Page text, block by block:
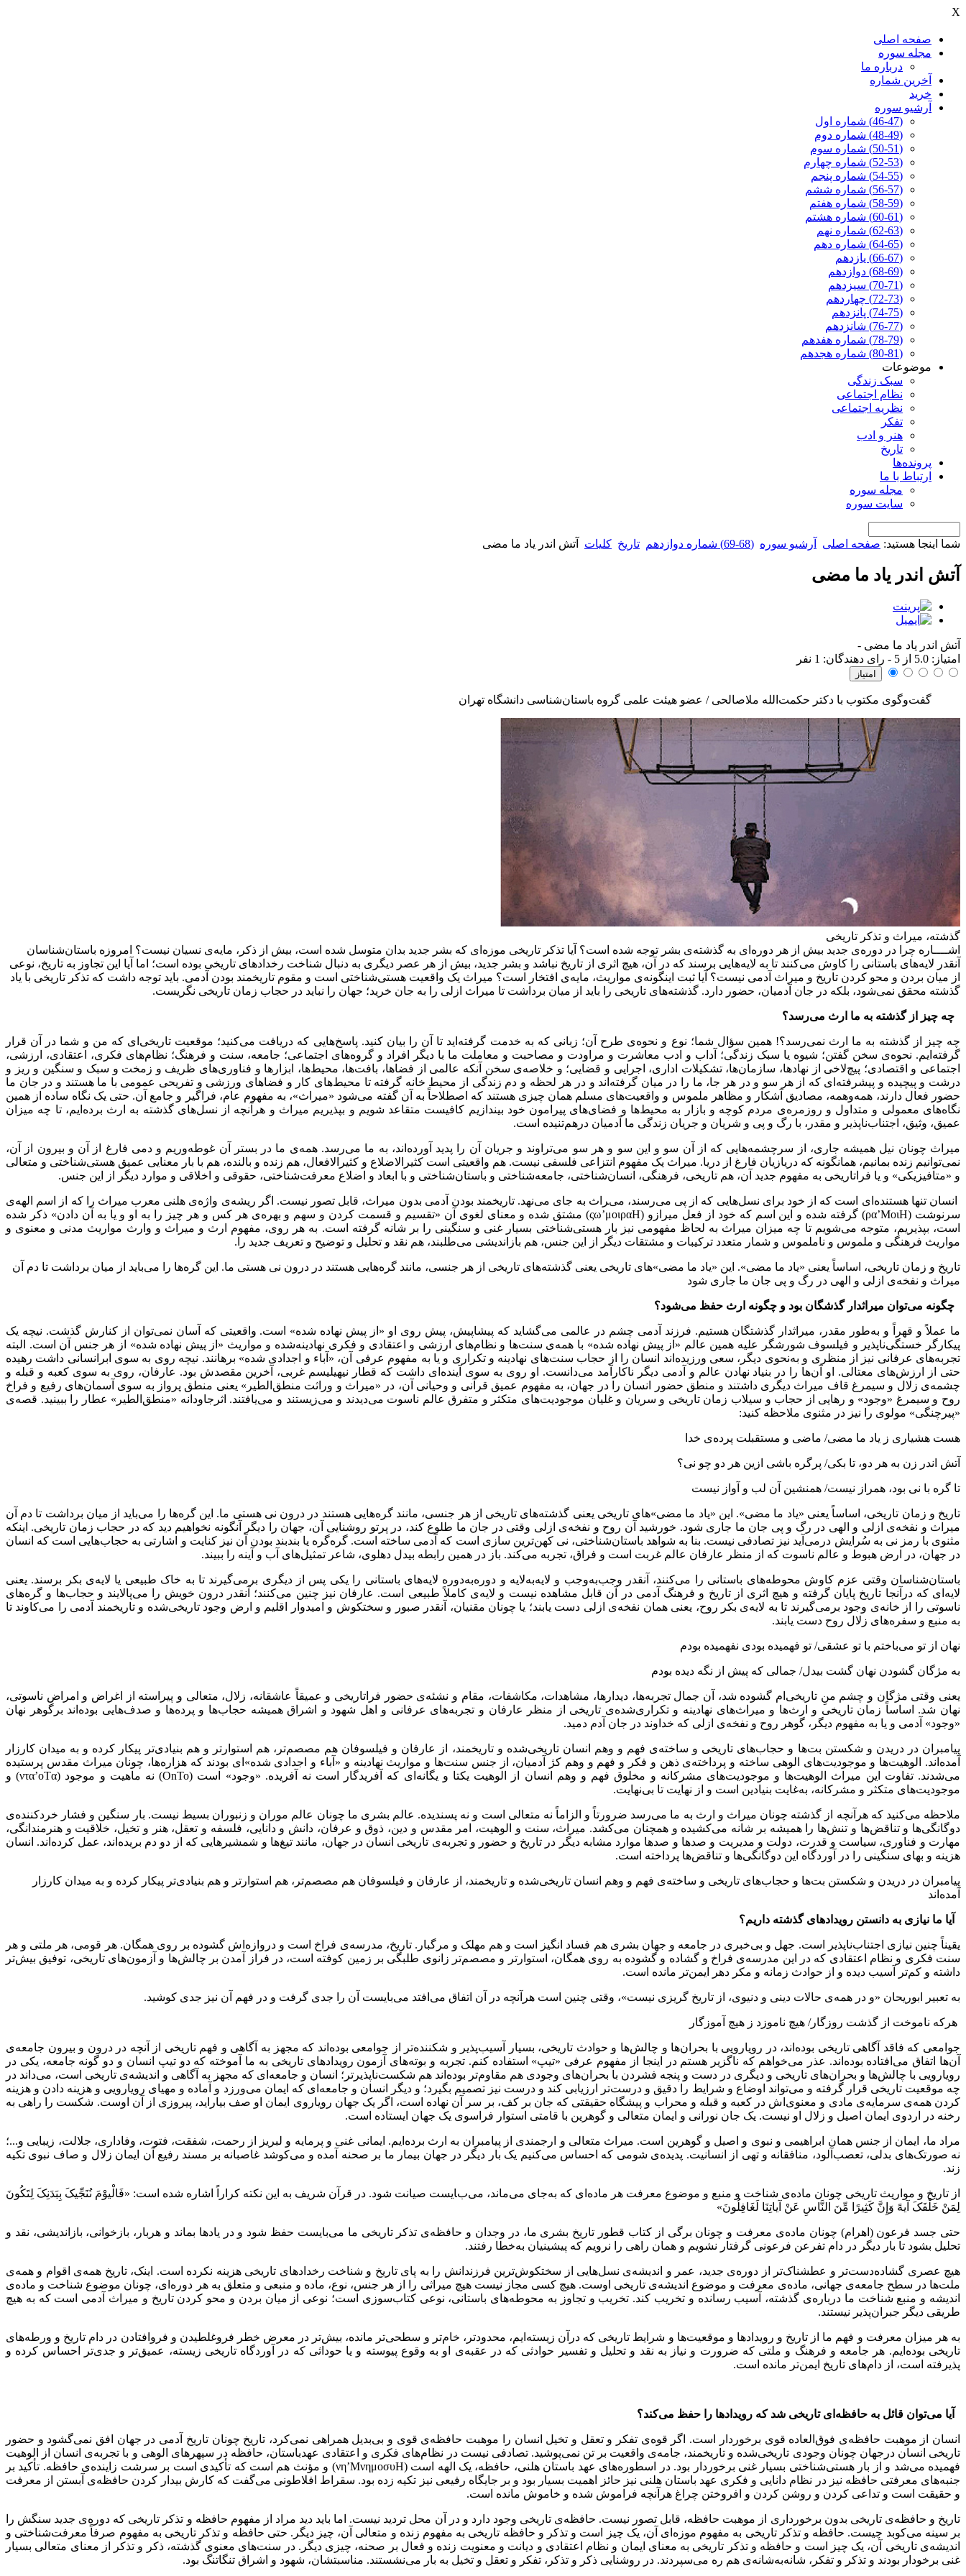
X
صفحه اصلی
مجله سوره
درباره ما
آخرين شماره
خرید
آرشیو سوره
(46-47) شماره اول
(48-49) شماره دوم
(50-51) شماره سوم
(52-53) شماره چهارم
(54-55) شماره پنجم
(56-57) شماره ششم
(58-59) شماره هفتم
(60-61) شماره هشتم
(62-63) شماره نهم
(64-65) شماره دهم
(66-67) یازدهم
(68-69) دوازدهم
(70-71) سیزدهم
(72-73) چهاردهم
(74-75) پانزدهم
(76-77) شانزدهم
(78-79) شماره هفدهم
(80-81) شماره هجدهم
موضوعات
سبک زندگی
نظام اجتماعی
نظریه اجتماعی
تفکر
هنر و ادب
تاریخ
پرونده‌ها
ارتباط با ما
مجله سوره
سایت سوره
شما اینجا هستید: صفحه اصلی آرشیو سوره (68-69) شماره دوازدهم تاریخ کلیات آتش اندر یاد ما مضی
آتش اندر یاد ما مضی
آتش اندر یاد ما مضی -
امتياز: 5.0 از 5 - رای دهندگان: 1 نفر
گفت‌وگوی مکتوب با دکتر حکمت‌الله ملاصالحی / عضو هیئت علمی گروه باستان‌شناسی دانشگاه تهران
گذشته، میراث و تذکر تاریخی
اشــــاره چرا در دوره‌ی جدید بیش از هر دوره‌ای به گذشته‌ی بشر توجه شده است؟ آیا تذکر تاریخی موزه‌ای که بشر جدید بدان متوسل شده است، بیش از ذکر، مایه‌ی نسیان نیست؟ امروزه باستان‌شناسان
آنقدر لایه‌های باستانی را کاوش می‌کنند تا به لایه‌هایی برسند که در آن، هیچ اثری از تاریخ نباشد و بشر جدید، بیش از هر عصر دیگری به دنبال شناخت رخدادهای تاریخی بوده است؛ اما آیا این تجاوز به تاریخ، نوعی
از میان بردن و محو کردن تاریخ و میراث آدمی نیست؟ آیا ثبت اینگونه‌ی مواریث، مایه‌ی افتخار است؟ میراث یک واقعیت هستی‌شناختی است و مقوم تاریخمند بودن آدمی. باید توجه داشت که تذکر تاریخی با یاد
گذشته محقق نمی‌شود، بلکه در جان آدمیان، حضور دارد. گذشته‌های تاریخی را باید از میان برداشت تا میراث ازلی را به جان خرید؛ جهان را نباید در حجاب زمان تاریخی نگریست.
چه چیز از گذشته به ما ارث می‌رسد؟
چه چیز از گذشته به ما ارث نمی‌رسد؟! همین سؤال شما؛ نوع و نحوه‌ی طرح آن؛ زبانی که به خدمت گرفته‌اید تا آن را بیان کنید. پاسخ‌هایی که دریافت می‌کنید؛ موقعیت تاریخی‌ای که من و شما در آن قرار
گرفته‌ایم. نحوه‌ی سخن گفتن؛ شیوه یا سبک زندگی؛ آداب و ادب معاشرت و مراودت و مصاحبت و معاملت ما با دیگر افراد و گروه‌های اجتماعی؛ جامعه، سنت و فرهنگ؛ نظام‌های فکری، اعتقادی، ارزشی،
اجتماعی و اقتصادی؛ پیچ‌لاخی از نهادها، سازمان‌ها، تشکیلات اداری، اجرایی و قضایی؛ و خلاصه‌ی سخن آنکه عالمی از فضاها، بافت‌ها، محیط‌ها، ابزارها و فناوری‌های ظریف و زمخت و سبک و سنگین و ریز و
درشت و پیچیده و پیشرفته‌ای که از هر سو و در هر جا، ما را در میان گرفته‌اند و در هر لحظه و دم زندگی از محیط خانه گرفته تا محیط‌های کار و فضاهای ورزشی و تفریحی عمومی با ما هستند و در جان ما
حضور فعال دارند، همه‌وهمه، مصادیق آشکار و مظاهر ملموس و واقعیت‌های مسلم همان چیزی هستند که اصطلاحاً به آن گفته می‌شود «میراث»، به مفهوم عام، فراگیر و جامع آن. حتی یک نگاه ساده از همین
نگاه‌های معمولی و متداول و روزمره‌ی مردم کوچه و بازار به محیط‌ها و فضای‌های پیرامون خود بیندازیم کافیست متقاعد شویم و بپذیریم میراث و هرآنچه از نسل‌های گذشته به ارث برده‌ایم، تا چه میزان
عمیق، وثیق، اجتناب‌ناپذیر و مقدر، با رگ و پی و شریان و جریان زندگی ما آدمیان درهم‌تنیده است.
میراث چونان نیل همیشه جاری، از سرچشمه‌هایی که از آن سو و این سو و هر سو می‌تراوند و جریان آن را پدید آورده‌اند، به ما می‌رسد. همه‌ی ما در بستر آن غوطه‌وریم و دمی فارغ از آن و بیرون از آن،
نمی‌توانیم زنده بمانیم، همانگونه که دریازیان فارغ از دریا. میراث یک مفهوم انتزاعی فلسفی نیست. هم واقعیتی است کثیرالاضلاع و کثیرالافعال، هم زنده و بالنده، هم با بار معنایی عمیق هستی‌شناختی و متعالی
و «متافیزیکی» و یا فراتاریخی به مفهوم جدید آن، هم تاریخی، فرهنگی، انسان‌شناختی، جامعه‌شناختی و باستان‌شناختی و با ابعاد و اضلاع معرفت‌شناختی، حقوقی و اخلاقی و موارد دیگر از این جنس.
انسان تنها هستنده‌ای است که از خود برای نسل‌هایی که از پی می‌رسند، میراث به جای می‌نهد. تاریخمند بودن آدمی بدون میراث، قابل تصور نیست. اگر ریشه‌ی واژه‌ی هلنی معرب میراث را که از اسم الهه‌ی
سرنوشت (Η
Μοι
’
ρα) گرفته شده و این اسم که خود از فعل میرازو (H
μοιρα
’
ςω) مشتق شده و معنای لغوی آن «تقسیم و قسمت کردن و سهم و بهره‌ی هر کس و هر چیز را به او و یا به آن دادن» ذکر شده
است، بپذیریم، متوجه می‌شویم تا چه میزان میراث به لحاظ مفهومی نیز بار هستی‌شناختی بسیار غنی و سنگینی را بر شانه گرفته است. به هر روی، مفهوم ارث و میراث و وارث مواریث مدنی و معنوی و
مواریث فرهنگی و ملموس و ناملموس و شمار متعدد ترکیبات و مشتقات دیگر از این جنس، هم بازاندیشی می‌طلبند، هم نقد و تحلیل و توضیح و تعریف جدید را.
تاریخ و زمان تاریخی، اساساً یعنی «یاد ما مضی». این «یاد ما مضی»‌های تاریخی یعنی گذشته‌های تاریخی از هر جنسی، مانند گره‌هایی هستند در درون نی هستی ما. این گره‌ها را می‌باید از میان برداشت تا دم آن
میراث و نفخه‌ی ازلی و الهی در رگ و پی جان ما جاری شود
چگونه می‌توان میراثدار گذشگان بود و چگونه ارث حفظ می‌شود؟
ما عملاً و قهراً و به‌طور مقدر، میراثدار گذشتگان هستیم. فرزند آدمی چشم در عالمی می‌گشاید که پیشاپیش، پیش روی او «از پیش نهاده شده» است. واقعیتی که آسان نمی‌توان از کنارش گذشت. نیچه یک
پیکارگر خستگی‌ناپذیر و فیلسوف شورشگر علیه همین عالم «از پیش نهاده شده» با همه‌ی سنت‌ها و نظام‌های ارزشی و اعتقادی و فکری نهادینه‌شده و مواریث «از پیش نهاده شده» از هر جنس آن است. البته
تجربه‌های عرفانی نیز از منظری و به‌نحوی دیگر، سعی ورزیده‌اند انسان را از حجاب سنت‌های نهادینه و تکراری و یا به مفهوم عرفی آن، «آباء و اجدادی شده» برهانند. نیچه روی به سوی ابرانسانی داشت رهیده
حتی از ارزش‌های معتالی. او آن‌ها را در بنیاد نهادن عالم و آدمی دیگر ناکارآمد می‌دانست. او روی به سوی آینده‌ای داشت که قطار نیهیلیسم غربی، آخرین مقصدش بود. عارفان، روی به سوی کعبه و قبله و
چشمه‌ی زلال و سیمرغ قاف میراث دیگری داشتند و منطق حضور انسان را در جهان، به مفهوم عمیق قرآنی و وحیانی آن، در «میراث و وراثت منطق‌الطیر» یعنی منطق پرواز به سوی آسمان‌های رفیع و فراخ
روح و سیمرغ «وجود» و رهایی از حجاب و سیلاب زمان تاریخی و سریان و غلیان موجودیت‌های متکثر و متفرق عالم ناسوت می‌دیدند و می‌زیستند و می‌یافتند. اثرجاودانه «منطق‌الطیر» عطار را ببینید. قصه‌ی
«پیرچنگی» مولوی را نیز در مثنوی ملاحظه کنید:
هست هشیاری ز یاد ما مضی/ ماضی و مستقبلت پرده‌ی خدا
آتش اندر زن به هر دو، تا بکی/ پرگره باشی ازین هر دو چو نی؟
تا گره با نی بود، همراز نیست/ همنشین آن لب و آواز نیست
تاریخ و زمان تاریخی، اساساً یعنی «یاد ما مضی». این «یاد ما مضی»‌های تاریخی یعنی گذشته‌های تاریخی از هر جنسی، مانند گره‌هایی هستند در درون نی هستی ما. این گره‌ها را می‌باید از میان برداشت تا دم آن
میراث و نفخه‌ی ازلی و الهی در رگ و پی جان ما جاری شود. خورشید آن روح و نفخه‌ی ازلی وقتی در جان ما طلوع کند، در پرتو روشنایی آن، جهان را دیگر آنگونه نخواهیم دید که در حجاب زمان تاریخی. اینکه
مثنوی با رمز نی به سُرایش درمی‌آید نیز تصادفی نیست. بنا به شواهد باستان‌شناختی، نی کهن‌ترین سازی است که آدمی ساخته است. گره‌گره یا بندبند بودن آن نیز کنایت و اشارتی به حجاب‌هایی است که انسان
در جهان، در ارض هبوط و عالم ناسوت که از منظر عارفان عالم غربت است و فراق، تجربه می‌کند. باز در همین رابطه بیدل دهلوی، شاعر تمثیل‌های آب و آینه را ببیند.
باستان‌شناسان وقتی عزم کاوش محوطه‌های باستانی را می‌کنند، آنقدر وجب‌به‌وجب و لایه‌به‌لایه و دوره‌به‌دوره لایه‌های باستانی را یکی پس از دیگری برمی‌گیرند تا به خاک طبیعی یا لایه‌ی بکر برسند. یعنی
لایه‌ای که درآنجا تاریخ پایان گرفته و هیچ اثری از تاریخ و فرهنگ آدمی در آن قابل مشاهده نیست و لایه‌ی کاملاً طبیعی است. عارفان نیز چنین می‌کنند؛ آنقدر درون خویش را می‌پالایند و حجاب‌ها و گره‌های
ناسوتی را از خانه‌ی وجود برمی‌گیرند تا به لایه‌ی بکر روح، یعنی همان نفخه‌ی ازلی دست یابند؛ یا چونان مقنیان، آنقدر صبور و سختکوش و امیدوار اقلیم و ارض وجود تاریخی‌شده و تاریخمند آدمی را می‌کاوند تا
به منبع و سفره‌های زلال روح دست یابند.
نهان از تو می‌باختم با تو عشقی/ تو فهمیده بودی نفهمیده بودم
به مژگان گشودن نهان گشت بیدل/ جمالی که پیش از نگه دیده بودم
یعنی وقتی مژگان و چشم منِ تاریخی‌ام گشوده شد، آن جمال تجربه‌ها، دیدارها، مشاهدات، مکاشفات، مقام و نشئه‌ی حضور فراتاریخی و عمیقاً عاشقانه، زلال، متعالی و پیراسته از اغراض و امراض ناسوتی،
نهان شد. اساساً زمان تاریخی و ارث‌ها و میراث‌های نهادینه و تکراری‌شده‌ی تاریخی از منظر عارفان و تجربه‌های عرفانی و اهل شهود و اشراق همیشه حجاب‌ها و پرده‌ها و صدف‌هایی بوده‌اند برگوهر نهان
«وجود» آدمی و یا به مفهوم دیگر، گوهر روح و نفخه‌ی ازلی که خداوند در جان آدم دمید.
پیامبران در دریدن و شکستن بت‌ها و حجاب‌های تاریخی و ساخته‌ی فهم و وهم انسان تاریخی‌شده و تاریخمند، از عارفان و فیلسوفان هم مصصم‌تر، هم استوارتر و هم بنیادی‌تر پیکار کرده و به میدان کارزار
آمده‌اند. الوهیت‌ها و موجودیت‌های الوهی ساخته و پرداخته‌ی ذهن و فکر و فهم و وهم کژ آدمیان، از جنس سنت‌ها و مواریث نهادینه و «آباء و اجدادی شده»ای بودند که هزاره‌ها، چونان میراث مقدس پرستیده
می‌شدند. تفاوت این میراث الوهیت‌ها و موجودیت‌های مشرکانه و مخلوق فهم و وهم انسان از الوهیت یکتا و یگانه‌ای که آفریدگار است نه آفریده. «وجود» است (To
On) نه ماهیت و موجود (Tα
ο
’
ντα) و
موجودیت‌های متکثر و مشرکانه، به‌غایت بنیادین است و از نهایت تا بی‌نهایت.
ملاحظه می‌کنید که هرآنچه از گذشته چونان میراث و ارث به ما می‌رسد ضرورتاً و الزاماً نه متعالی است و نه پسندیده. عالم بشری ما چونان عالم موران و زنبوران بسیط نیست. بار سنگین و فشار خردکننده‌ی
دوگانگی‌ها و تناقض‌ها و تنش‌ها را همیشه بر شانه می‌کشیده و همچنان می‌کشد. میراث، سنت و الوهیت، امر مقدس و دین، ذوق و عرفان، دانش و دانایی، فلسفه و تعقل، هنر و تخیل، خلاقیت و هنرمندانگی،
مهارت و فناوری، سیاست و قدرت، دولت و مدیریت و صدها و صدها موارد مشابه دیگر در تاریخ و حضور و تجربه‌ی تاریخی انسان در جهان، مانند تیغ‌ها و شمشیرهایی که از دو دم بریده‌اند، عمل کرده‌اند. انسان
هزینه و بهای سنگینی را در آوردگاه این دوگانگی‌ها و تناقض‌ها پرداخته است.
پیامبران در دریدن و شکستن بت‌ها و حجاب‌های تاریخی و ساخته‌ی فهم و وهم انسان تاریخی‌شده و تاریخمند، از عارفان و فیلسوفان هم مصصم‌تر، هم استوارتر و هم بنیادی‌تر پیکار کرده و به میدان کارزار
آمده‌اند
آیا ما نیازی به دانستن رویداد‌های گذشته داریم؟
یقیناً چنین نیازی اجتناب‌ناپذیر است. جهل و بی‌خبری در جامعه و جهان بشری هم فساد انگیز است و هم مهلک و مرگبار. تاریخ، مدرسه‌ی فراخ است و دروازه‌اش گشوده بر روی همگان. هر قومی، هر ملتی و هر
سنت فکری و نظام اعتقادی که در این مدرسه‌ی فراخ و گشاده و گشوده به روی همگان، استوارتر و مصصم‌تر زانوی طلبگی بر زمین کوفته است، در فراز آمدن بر چالش‌ها و آزمون‌های تاریخی، توفیق بیش‌تر
داشته و کم‌تر آسیب دیده و از حوادث زمانه و مکر دهر ایمن‌تر مانده است.
به تعبیر ابوریحان «و در همه‌ی حالات دینی و دنیوی، از تاریخ گریزی نیست»، وقتی چنین است هرآنچه در آن اتفاق می‌افتد می‌بایست آن را جدی گرفت و در فهم آن نیز جدی کوشید.
هرکه ناموخت از گذشت روزگار/ هیچ ناموزد ز هیچ آموزگار
جوامعی که فاقد آگاهی تاریخی بوده‌اند، در رویارویی با بحران‌ها و چالش‌ها و حوادث تاریخی، بسیار آسیب‌پذیر و شکننده‌تر از جوامعی بوده‌اند که مجهز به آگاهی و فهم تاریخی از آنچه در درون و بیرون جامعه‌ی
آن‌ها اتفاق می‌افتاده بوده‌اند. عذر می‌خواهم که ناگزیر هستم در اینجا از مفهوم عرفی «تیپ» استفاده کنم. تجربه و بوته‌های آزمون رویدادهای تاریخی به ما آموخته که دو تیپ انسان و دو گونه جامعه، یکی در
رویارویی با چالش‌ها و بحران‌های تاریخی و دیگری در دست و پنجه فشردن با بحران‌های وجودی هم مقاوم‌تر بوده‌اند هم شکست‌ناپذیرتر؛ انسان و جامعه‌ای که مجهز به آگاهی و اندیشه‌ی تاریخی است، می‌داند در
چه موقعیت تاریخی قرار گرفته و می‌تواند اوضاع و شرایط را دقیق و درست‌تر ارزیابی کند و درست نیز تصمیم بگیرد؛ و دیگر انسان و جامعه‌ای که ایمان می‌ورزد و آماده و مهیای رویارویی و هزینه دادن و هزینه
کردن همه‌ی سرمایه‌ی مادی و معنوی‌اش در کعبه و قبله و محراب و پیشگاه حقیقتی که جان بر کف، بر سر آن نهاده است، اگر یک جهان رویاروی ایمان او صف بیاراید، پیروزی از آن اوست. شکست را راهی به
رخنه در اردوی ایمان اصیل و زلال او نیست. یک جان نورانی و ایمان متعالی و گوهرین با قامتی استوار فراسوی یک جهان ایستاده است.
مراد ما، ایمان از جنس همان ابراهیمی و نبوی و اصیل و گوهرین است. میراث متعالی و ارجمندی از پیامبران به ارث برده‌ایم. ایمانی غنی و پرمایه و لبریز از رحمت، شفقت، فتوت، وفاداری، جلالت، زیبایی و...؛
نه صورتک‌های بدلی، تعصب‌آلود، منافقانه و تهی از انسانیت. پدیده‌ی شومی که احساس می‌کنیم یک بار دیگر در جهان بیمار ما بر صحنه آمده و می‌کوشد غاصبانه بر مسند رفیع آن ایمان زلال و صاف نبوی تکیه
زند.
از تاریخ و مواریث تاریخی چونان ماده‌ی شناخت و منبع و موضوع معرفت هر ماده‌ای که به‌جای می‌ماند، می‌بایست صیانت شود. در قرآن شریف به این نکته کراراً اشاره شده است: «فَالْیوْمَ نُنَجِّیکَ بِبَدَنِکَ لِتَکُونَ
لِمَنْ خَلْفَکَ آیهً وَإِنَّ کَثِیرًا مِّنَ النَّاسِ عَنْ آیاتِنَا لَغَافِلُونَ»
حتی جسد فرعون (اهرام) چونان ماده‌ی معرفت و چونان برگی از کتاب قطور تاریخ بشری ما، در وجدان و حافظه‌ی تذکر تاریخی ما می‌بایست حفظ شود و در یاد‌ها بماند و هربار، بازخوانی، بازاندیشی، نقد و
تحلیل بشود تا بار دیگر در دام تفرعن فرعونی گرفتار نشویم و همان راهی را نرویم که پیشینیان به‌خطا رفتند.
هیچ عصری گشاده‌دست‌تر و عطشناک‌تر از دوره‌ی جدید، عمر و اندیشه‌ی نسل‌هایی از سختکوش‌ترین فرزندانش را به پای تاریخ و شناخت رخدادهای تاریخی هزینه نکرده است. اینک، تاریخ همه‌ی اقوام و همه‌ی
ملت‌ها در سطح جامعه‌ی جهانی، ماده‌ی معرفت و موضوع اندیشه‌ی تاریخی اوست. هیچ کسی مجاز نیست هیچ میراثی را از هر جنس، نوع، ماده و منبعی و متعلق به هر دوره‌ای، چونان موضوع شناخت و ماده‌ی
اندیشه و منبع شناخت ما درباره‌ی گذشته، آسیب رسانده و تخریب کند. تخریب و تجاوز به محوطه‌های باستانی، نوعی کتاب‌سوزی است؛ نوعی از میان بردن و محو کردن تاریخ و میراث آدمی است که به هیچ
طریقی دیگر جبران‌پذیر نیستند.
به هر میزان معرفت و فهم ما از تاریخ و رویدادها و موقعیت‌ها و شرایط تاریخی که درآن زیسته‌ایم، محدود‌تر، خام‌تر و سطحی‌تر مانده، بیش‌تر در معرض خطر فروغلطیدن و فروافتادن در دام تاریخ و ورطه‌های
تاریخی بوده‌ایم. هر جامعه و فرهنگ و ملتی که ضرورت و نیاز به نقد و تحلیل و تفسیر حوادثی که در عقبه‌ی او به وقوع پیوسته و یا حوداثی که در آوردگاه تاریخی زیسته، عمیق‌تر و جدی‌تر احساس کرده و
پذیرفته است، از دام‌های تاریخ ایمن‌تر مانده است.
آیا می‌توان قائل به حافظه‌ای تاریخی شد که رویداد‌ها را حفظ می‌کند؟
انسان از موهبت حافظه‌ی فوق‌العاده قوی برخوردار است. اگر قوه‌ی تفکر و تعقل و تخیل انسان را موهبت حافظه‌ی قوی و بی‌بدیل همراهی نمی‌کرد، تاریخ چونان تاریخ آدمی در جهان افق نمی‌گشود و حضور
تاریخی انسان درجهان چونان وجودی تاریخی‌شده و تاریخمند، جامه‌ی واقعیت بر تن نمی‌پوشید. تصادفی نیست در نظام‌های فکری و اعتقادی عهدباستان، حافظه در سپهرهای الوهی و با تجربه‌ی انسان از الوهیت
فهمیده می‌شد و از بار هستی‌شناختی بسیار غنی برخوردار بود. در اسطوره‌های عهد باستان هلنی، حافظه، یک الهه است (H
Mνημοσυ
’
νη) و مؤنث هم است که تأکیدی است بر سرشت زاینده‌ی حافظه. تأکید بر
جنبه‌های معرفتی حافظه نیز در نظام دانایی و فکری عهد باستان هلنی نیز حائز اهمیت بسیار بود و بر جایگاه رفیعی نیز تکیه زده بود. سقراط افلاطونی می‌گفت که کارش بیدار کردن حافظه‌ی آبستن از معرفت
و حقیقت است و تداعی کردن و روشن کردن و افروختن چراغ هرآنچه فراموش شده و خاموش مانده است.
تاریخ و حافظه‌ی تاریخی بدون برخورداری از موهبت حافظه، قابل تصور نیست. حافظه‌ی تاریخی وجود دارد و در آن محل تردید نیست. اما باید دید مراد از مفهوم حافظه و تذکر تاریخی که دوره‌ی جدید سنگش را
بر سینه می‌کوبد چیست. حافظه و تذکر تاریخی به مفهوم موزه‌ای آن، یک چیز است و تذکر و حافظه تاریخی به مفهوم زنده و متعالی آن، چیز دیگر. حتی حافظه و تذکر تاریخی به مفهوم صرفاً معرفت‌شناختی و
اندیشه‌ی تاریخی آن، یک چیز است و حافظه و تذکر تاریخی به معنای ایمان و نظام اعتقادی و دیانت و معنویت زنده و فعال بر صحنه، چیزی دیگر. در سنت‌های معنوی گذشته، ذکر و تذکر از معنای متعالی بسیار
غنی برخودار بودند و تذکر و تفکر، شانه‌به‌شانه‌ی هم ره می‌سپردند. در روشنایی ذکر و تذکر، تفکر و تعقل و تخیل به بار می‌نشستند. مناسبتشان، شهود و اشراق تنگاتنگ بود.